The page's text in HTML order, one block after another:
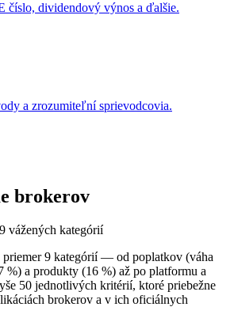
číslo, dividendový výnos a ďalšie.
a zrozumiteľní sprievodcovia.
brokerov
vážených kategórií
priemer 9 kategórií — od poplatkov (váha
%) a produkty (16 %) až po platformu a
50 jednotlivých kritérií, ktoré priebežne
brokerov a v ich oficiálnych